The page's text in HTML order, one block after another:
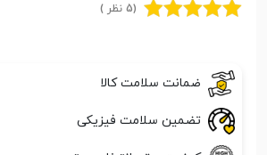
(5 نظر )
ضمانت سلامت کالا
تضمین سلامت فیزیکی